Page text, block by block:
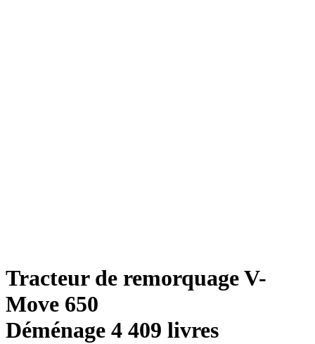
Tracteur de remorquage V-
Move 650
Déménage 4 409 livres